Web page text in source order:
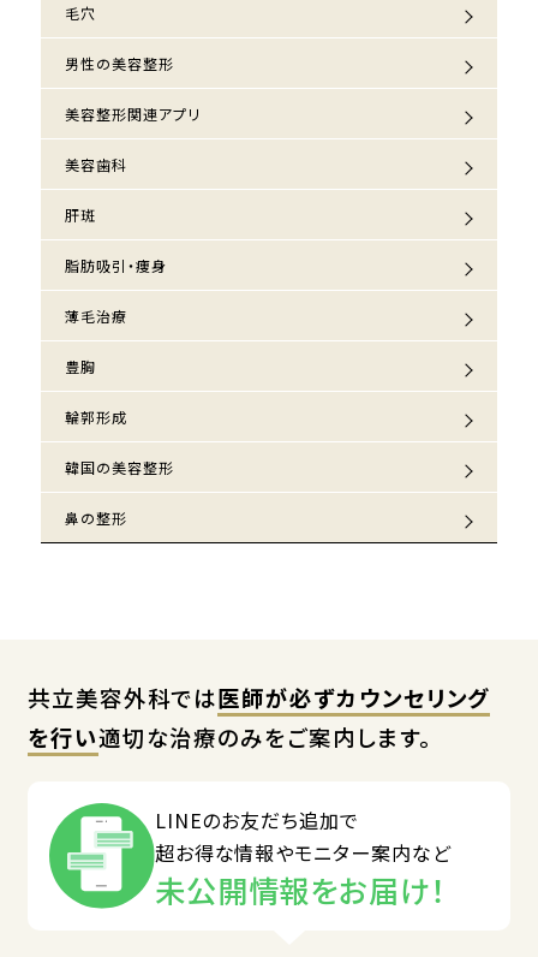
毛穴
男性の美容整形
美容整形関連アプリ
美容歯科
肝斑
脂肪吸引・痩身
薄毛治療
豊胸
輪郭形成
韓国の美容整形
鼻の整形
共立美容外科では医師が必ずカウンセリング
を行い適切な治療のみをご案内します。
LINEのお友だち追加で
超お得な情報やモニター案内など
未公開情報をお届け！